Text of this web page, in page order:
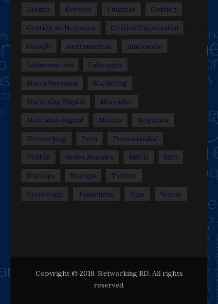
Evento Eventos Finanzas Gestión
Gestión de Negocios Gestión Empresarial
Google Herramientas Innovación
Latinoamérica Liderazgo
Marca Personal Marketing
Marketing Digital Mercadeo
Mercadeo Digital México Negocios
Networking Perú Productividad
PYMES Redes Sociales RRHH SEO
Startups Starups Talento
Tecnología Tendencias Tips Ventas
Copyright © 2018. Networking RD. All rights
reserved.